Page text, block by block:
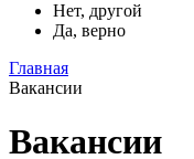
Нет, другой
Да, верно
Главная
Вакансии
Вакансии